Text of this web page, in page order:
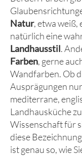
Natur, etwa
natürlich eine
Landhausstil.
Farben, gerne
Wandfarben. Ob
Ausprägungen
mediterrane,
Landhausküche
Wissenschaft für
diese
ist genau so, wie